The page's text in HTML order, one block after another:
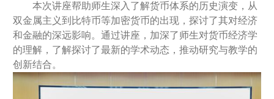
本次讲座帮助师生深入了解货币体系的历史演变，从
双金属主义到比特币等加密货币的出现，探讨了其对经济
和金融的深远影响。通过讲座，加深了师生对货币经济学
的理解，了解探讨了最新的学术动态，推动研究与教学的
创新结合。